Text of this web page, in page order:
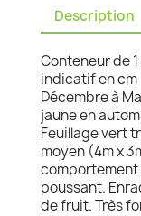
Description
Conteneur de
indicatif en cm
Décembre à
jaune en
Feuillage vert
moyen (4m x
comportement
poussant.
de fruit. Très